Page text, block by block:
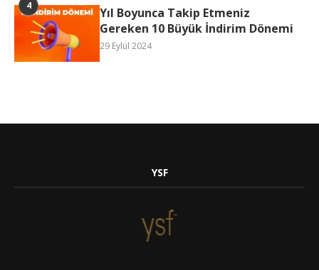
Yıl Boyunca Takip Etmeniz
Gereken 10 Büyük İndirim Dönemi
29 Eylül 2024
YSF